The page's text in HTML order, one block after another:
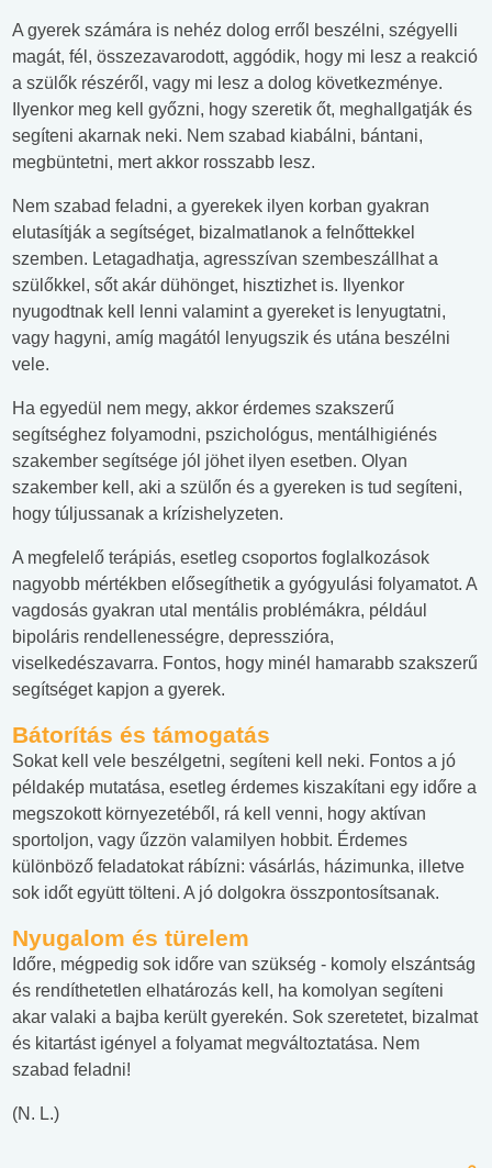
A gyerek számára is nehéz dolog erről beszélni, szégyelli
magát, fél, összezavarodott, aggódik, hogy mi lesz a reakció
a szülők részéről, vagy mi lesz a dolog következménye.
Ilyenkor meg kell győzni, hogy szeretik őt, meghallgatják és
segíteni akarnak neki. Nem szabad kiabálni, bántani,
megbüntetni, mert akkor rosszabb lesz.
Nem szabad feladni, a gyerekek ilyen korban gyakran
elutasítják a segítséget, bizalmatlanok a felnőttekkel
szemben. Letagadhatja, agresszívan szembeszállhat a
szülőkkel, sőt akár dühönget, hisztizhet is. Ilyenkor
nyugodtnak kell lenni valamint a gyereket is lenyugtatni,
vagy hagyni, amíg magától lenyugszik és utána beszélni
vele.
Ha egyedül nem megy, akkor érdemes szakszerű
segítséghez folyamodni, pszichológus, mentálhigiénés
szakember segítsége jól jöhet ilyen esetben. Olyan
szakember kell, aki a szülőn és a gyereken is tud segíteni,
hogy túljussanak a krízishelyzeten.
A megfelelő terápiás, esetleg csoportos foglalkozások
nagyobb mértékben elősegíthetik a gyógyulási folyamatot. A
vagdosás gyakran utal mentális problémákra, például
bipoláris rendellenességre, depresszióra,
viselkedészavarra. Fontos, hogy minél hamarabb szakszerű
segítséget kapjon a gyerek.
Bátorítás és támogatás
Sokat kell vele beszélgetni, segíteni kell neki. Fontos a jó
példakép mutatása, esetleg érdemes kiszakítani egy időre a
megszokott környezetéből, rá kell venni, hogy aktívan
sportoljon, vagy űzzön valamilyen hobbit. Érdemes
különböző feladatokat rábízni: vásárlás, házimunka, illetve
sok időt együtt tölteni. A jó dolgokra összpontosítsanak.
Nyugalom és türelem
Időre, mégpedig sok időre van szükség - komoly elszántság
és rendíthetetlen elhatározás kell, ha komolyan segíteni
akar valaki a bajba került gyerekén. Sok szeretetet, bizalmat
és kitartást igényel a folyamat megváltoztatása. Nem
szabad feladni!
(N. L.)